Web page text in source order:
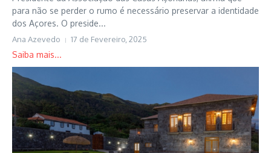
para não se perder o rumo é necessário preservar a identidade
dos Açores. O preside...
Ana Azevedo 17 de Fevereiro, 2025
Saiba mais...